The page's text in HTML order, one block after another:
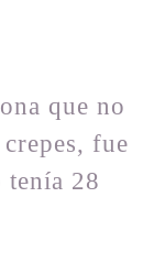
que no
fue
tenía 28